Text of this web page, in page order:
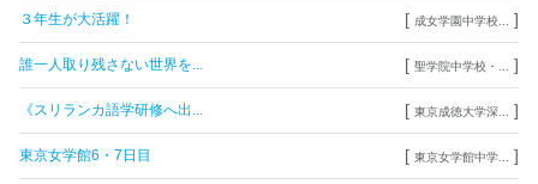
３年生が大活躍！ [ 成女学園中学校... ]
誰一人取り残さない世界を... [ 聖学院中学校・... ]
《スリランカ語学研修へ出... [ 東京成徳大学深... ]
東京女学館6・7日目 [ 東京女学館中学... ]